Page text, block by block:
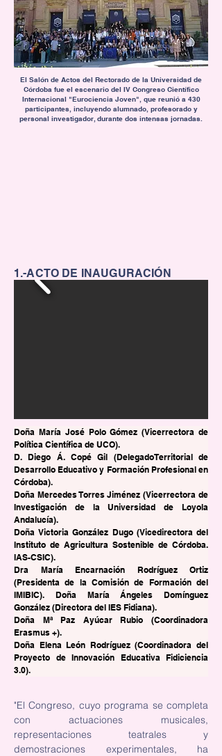
El Salón de Actos del Rectorado de la Universidad de
Córdoba fue el escenario del IV Congreso Científico
Internacional "Eurociencia Joven", que reunió a 430
participantes, incluyendo alumnado, profesorado y
personal investigador, durante dos intensas jornadas.
1.-ACTO DE INAUGURACIÓN
Doña María José Polo Gómez (Vicerrectora de
Política Científica de UCO).
D. Diego Á. Copé Gil (DelegadoTerritorial de
Desarrollo Educativo y Formación Profesional en
Córdoba).
Doña Mercedes Torres Jiménez (Vicerrectora de
Investigación de la Universidad de Loyola
Andalucía).
Doña Victoria González Dugo (Vicedirectora del
Instituto de Agricultura Sostenible de Córdoba.
IAS-CSIC).
Dra María Encarnación Rodríguez Ortiz
(Presidenta de la Comisión de Formación del
IMIBIC). Doña María Ángeles Domínguez
González (Directora del IES Fidiana).
Doña Mª Paz Ayúcar Rubio (Coordinadora
Erasmus +).
Doña Elena León Rodríguez (Coordinadora del
Proyecto de Innovación Educativa Fidiciencia
3.0).
"El Congreso, cuyo programa se completa
con actuaciones musicales,
representaciones teatrales y
demostraciones experimentales, ha